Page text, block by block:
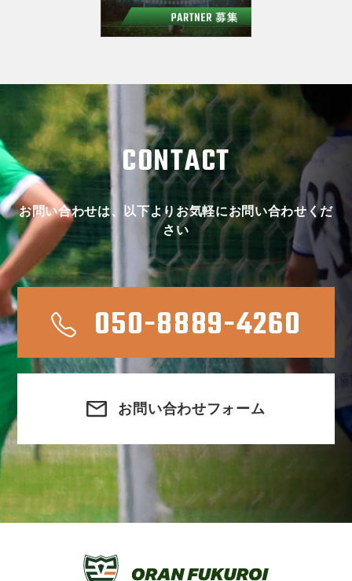
CONTACT
お問い合わせは、以下よりお気軽にお問い合わせくだ
さい
050-8889-4260
お問い合わせフォーム